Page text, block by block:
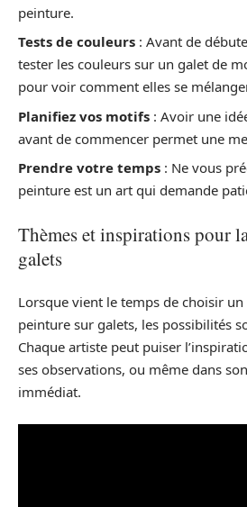
peinture.
Tests de couleurs : Avant de
tester les couleurs sur un galet de
pour voir comment elles se
Planifiez vos motifs : Avoir une
avant de commencer permet une
Prendre votre temps : Ne vous
peinture est un art qui demande
Thèmes et inspirations pour
galets
Lorsque vient le temps de choisir
peinture sur galets, les possibilités
Chaque artiste peut puiser
ses observations, ou même dans
immédiat.